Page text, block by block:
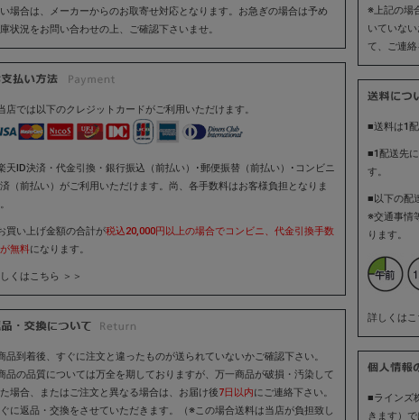
場合は、メーカーからのお取寄せ対応となります。お急ぎの場合は予め
状況をお問い合わせの上、ご確認下さいませ。
店では以下のクレジットカードがご利用いただけます。
天ID決済・代金引換・銀行振込（前払い）･郵便振替（前払い）･コンビニ
（前払い）がご利用いただけます。尚、各手数料はお客様負担となりま
買い上げ金額の合計が税込20,000円以上の場合でコンビニ、代金引換手数
無料になります。
くはこちら ＞＞
品到着後、すぐに注文と違ったものが送られていないかご確認下さい。
品の品質については万全を期しておりますが、万一商品が破損・汚染して
場合、またはご注文と異なる場合は、お届け後7日以内にご連絡下さい。
に返品・交換をさせていただきます。（※この場合送料は当店が負担致し
※上記の場
いていな
て、ご連
■送料は1配
■1配送先
す。
■以下の配
※交通事情
ります。
詳しくはこ
■ラインズ
きます）